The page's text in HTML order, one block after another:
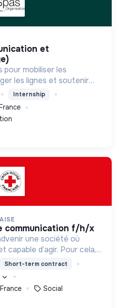
mobiliser les
les lignes et soutenir
à impact.
Internship
communication f/h/x
une société où
capable d’agir. Pour cela,
et des lieux
et adaptés à tous.
Short-term contract
Social